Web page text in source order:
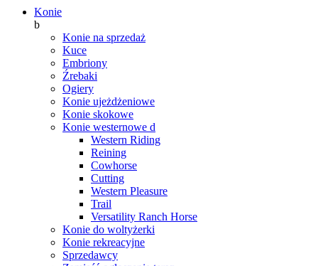
Konie
b
Konie na sprzedaż
Kuce
Embriony
Źrebaki
Ogiery
Konie ujeżdżeniowe
Konie skokowe
Konie westernowe d
Western Riding
Reining
Cowhorse
Cutting
Western Pleasure
Trail
Versatility Ranch Horse
Konie do woltyżerki
Konie rekreacyjne
Sprzedawcy